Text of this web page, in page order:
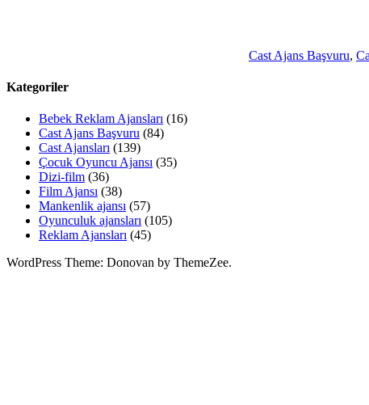
Cast Ajans Başvuru,
Kategoriler
Bebek Reklam Ajansları (16)
Cast Ajans Başvuru (84)
Cast Ajansları (139)
Çocuk Oyuncu Ajansı (35)
Dizi-film (36)
Film Ajansı (38)
Mankenlik ajansı (57)
Oyunculuk ajansları (105)
Reklam Ajansları (45)
WordPress Theme: Donovan by ThemeZee.